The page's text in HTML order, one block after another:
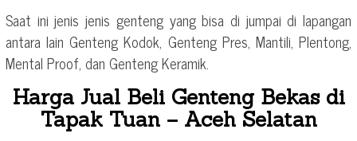
Saat ini jenis jenis genteng yang bisa di jumpai di lapangan
antara lain Genteng Kodok, Genteng Pres, Mantili, Plentong,
Mental Proof, dan Genteng Keramik.
Harga Jual Beli Genteng Bekas di
Tapak Tuan – Aceh Selatan